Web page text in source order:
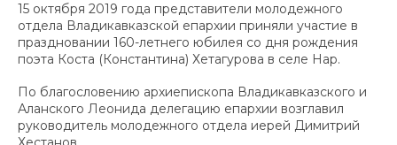
15 октября 2019 года представители молодежного
отдела Владикавказской епархии приняли участие в
праздновании 160-летнего юбилея со дня рождения
поэта Коста (Константина) Хетагурова в селе Нар.
По благословению архиепископа Владикавказского и
Аланского Леонида делегацию епархии возглавил
руководитель молодежного отдела иерей Димитрий